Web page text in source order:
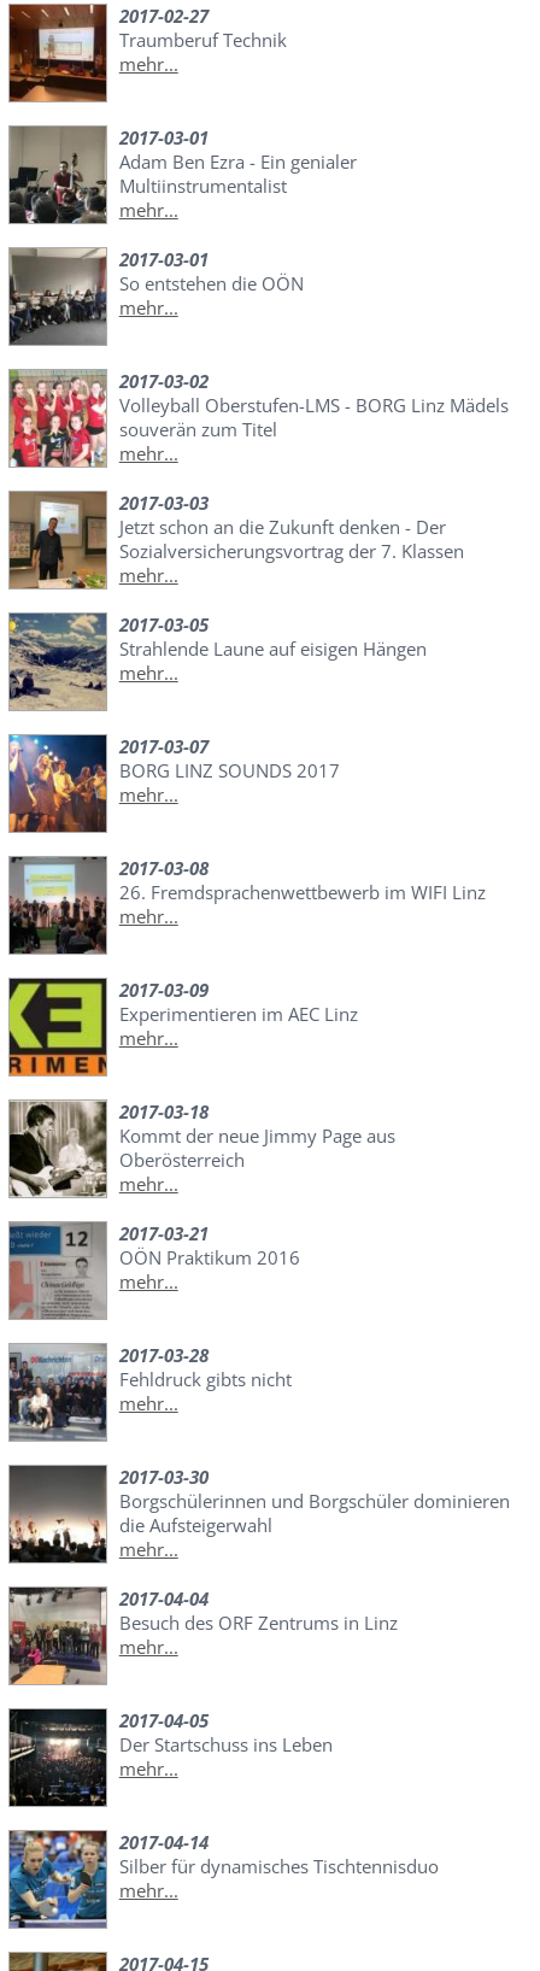
2017-02-27
Traumberuf Technik
mehr...
2017-03-01
Adam Ben Ezra - Ein genialer
Multiinstrumentalist
mehr...
2017-03-01
So entstehen die OÖN
mehr...
2017-03-02
Volleyball Oberstufen-LMS - BORG Linz Mädels
souverän zum Titel
mehr...
2017-03-03
Jetzt schon an die Zukunft denken - Der
Sozialversicherungsvortrag der 7. Klassen
mehr...
2017-03-05
Strahlende Laune auf eisigen Hängen
mehr...
2017-03-07
BORG LINZ SOUNDS 2017
mehr...
2017-03-08
26. Fremdsprachenwettbewerb im WIFI Linz
mehr...
2017-03-09
Experimentieren im AEC Linz
mehr...
2017-03-18
Kommt der neue Jimmy Page aus
Oberösterreich
mehr...
2017-03-21
OÖN Praktikum 2016
mehr...
2017-03-28
Fehldruck gibts nicht
mehr...
2017-03-30
Borgschülerinnen und Borgschüler dominieren
die Aufsteigerwahl
mehr...
2017-04-04
Besuch des ORF Zentrums in Linz
mehr...
2017-04-05
Der Startschuss ins Leben
mehr...
2017-04-14
Silber für dynamisches Tischtennisduo
mehr...
2017-04-15